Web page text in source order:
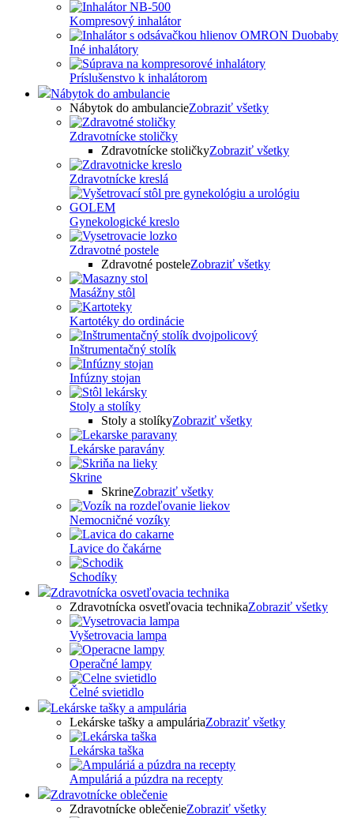
Kompresový inhalátor
Iné inhalátory
Príslušenstvo k inhalátorom
Nábytok do ambulancie
Nábytok do ambulancieZobraziť všetky
Zdravotnícke stoličky
Zdravotnícke stoličkyZobraziť všetky
Zdravotnícke kreslá
Gynekologické kreslo
Zdravotné postele
Zdravotné posteleZobraziť všetky
Masážny stôl
Kartotéky do ordinácie
Inštrumentačný stolík
Infúzny stojan
Stoly a stolíky
Stoly a stolíkyZobraziť všetky
Lekárske paravány
Skrine
SkrineZobraziť všetky
Nemocničné vozíky
Lavice do čakárne
Schodíky
Zdravotnícka osvetľovacia technika
Zdravotnícka osvetľovacia technikaZobraziť všetky
Vyšetrovacia lampa
Operačné lampy
Čelné svietidlo
Lekárske tašky a ampulária
Lekárske tašky a ampuláriaZobraziť všetky
Lekárska taška
Ampuláriá a púzdra na recepty
Zdravotnícke oblečenie
Zdravotnícke oblečenieZobraziť všetky